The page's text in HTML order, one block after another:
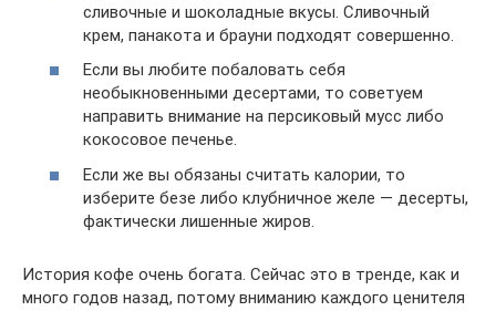
сливочные и шоколадные вкусы. Сливочный
крем, панакота и брауни подходят совершенно.
Если вы любите побаловать себя
необыкновенными десертами, то советуем
направить внимание на персиковый мусс либо
кокосовое печенье.
Если же вы обязаны считать калории, то
изберите безе либо клубничное желе — десерты,
фактически лишенные жиров.
История кофе очень богата. Сейчас это в тренде, как и
много годов назад, потому вниманию каждого ценителя